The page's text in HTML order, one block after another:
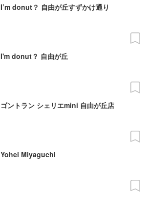
I’m donut？ 自由が丘すずかけ通り
I'm donut？ 自由が丘
ゴントラン シェリエmini 自由が丘店
Yohei Miyaguchi